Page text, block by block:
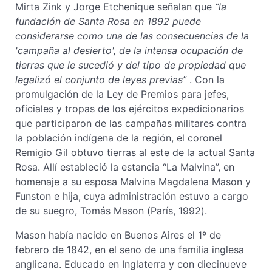
Mirta Zink y Jorge Etchenique señalan que “la
fundación de Santa Rosa en 1892 puede
considerarse como una de las consecuencias de la
'campaña al desierto', de la intensa ocupación de
tierras que le sucedió y del tipo de propiedad que
legalizó el conjunto de leyes previas”. Con la
promulgación de la Ley de Premios para jefes,
oficiales y tropas de los ejércitos expedicionarios
que participaron de las campañas militares contra
la población indígena de la región, el coronel
Remigio Gil obtuvo tierras al este de la actual Santa
Rosa. Allí estableció la estancia “La Malvina”, en
homenaje a su esposa Malvina Magdalena Mason y
Funston e hija, cuya administración estuvo a cargo
de su suegro, Tomás Mason (París, 1992).
Mason había nacido en Buenos Aires el 1º de
febrero de 1842, en el seno de una familia inglesa
anglicana. Educado en Inglaterra y con diecinueve